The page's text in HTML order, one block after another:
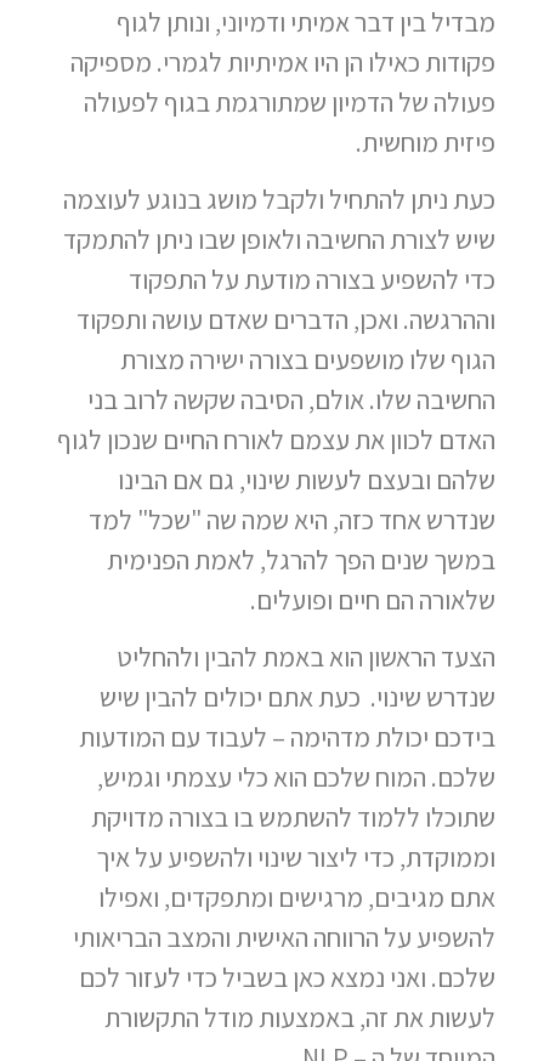
מבדיל בין דבר אמיתי ודמיוני, ונותן לגוף
פקודות כאילו הן היו אמיתיות לגמרי. מספיקה
פעולה של הדמיון שמתורגמת בגוף לפעולה
פיזית מוחשית.
כעת ניתן להתחיל ולקבל מושג בנוגע לעוצמה
שיש לצורת החשיבה ולאופן שבו ניתן להתמקד
כדי להשפיע בצורה מודעת על התפקוד
וההרגשה. ואכן, הדברים שאדם עושה ותפקוד
הגוף שלו מושפעים בצורה ישירה מצורת
החשיבה שלו. אולם, הסיבה שקשה לרוב בני
האדם לכוון את עצמם לאורח החיים שנכון לגוף
שלהם ובעצם לעשות שינוי, גם אם הבינו
שנדרש אחד כזה, היא שמה שה "שכל" למד
במשך שנים הפך להרגל, לאמת הפנימית
שלאורה הם חיים ופועלים.
הצעד הראשון הוא באמת להבין ולהחליט
שנדרש שינוי. כעת אתם יכולים להבין שיש
בידכם יכולת מדהימה – לעבוד עם המודעות
שלכם. המוח שלכם הוא כלי עצמתי וגמיש,
שתוכלו ללמוד להשתמש בו בצורה מדויקת
וממוקדת, כדי ליצור שינוי ולהשפיע על איך
אתם מגיבים, מרגישים ומתפקדים, ואפילו
להשפיע על הרווחה האישית והמצב הבריאותי
שלכם. ואני נמצא כאן בשביל כדי לעזור לכם
לעשות את זה, באמצעות מודל התקשורת